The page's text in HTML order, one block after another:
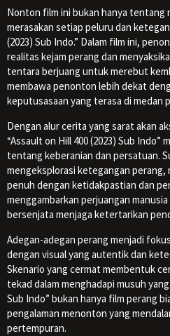
Nonton film ini bukan hanya tentang
merasakan setiap peluru dan
(2023) Sub Indo.” Dalam film ini,
realitas kejam perang dan
tentara berjuang untuk merebut
membawa penonton lebih dekat
keputusasaan yang terasa di medan
Dengan alur cerita yang sarat akan
“Assault on Hill 400 (2023) Sub Indo”
tentang keberanian dan persatuan.
mengeksplorasi ketegangan
penuh dengan ketidakpastian dan
menggambarkan perjuangan
bersenjata menjaga ketertarikan
Adegan-adegan perang menjadi
dengan visual yang autentik dan
Skenario yang cermat membentuk
tekad dalam menghadapi musuh
Sub Indo” bukan hanya film perang
pengalaman menonton yang
pertempuran.